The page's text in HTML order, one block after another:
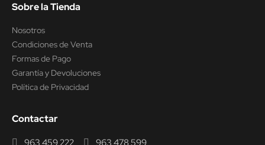
Sobre la Tienda
Nosotros
Condiciones de Venta
Formas de Pago
Garantía y Devoluciones
Política de Privacidad
Contactar